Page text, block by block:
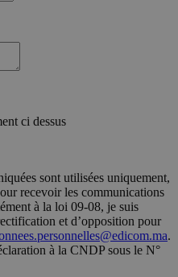
ci dessus
sont utilisées uniquement,
recevoir les communications
à la loi 09-08, je suis
et d’opposition pour
.
à la CNDP sous le N°